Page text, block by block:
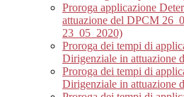
Proroga applicazione
attuazione del DPCM
23_05_2020)
Proroga dei tempi di
Dirigenziale in attuazione
Proroga dei tempi di
Dirigenziale in attuazione